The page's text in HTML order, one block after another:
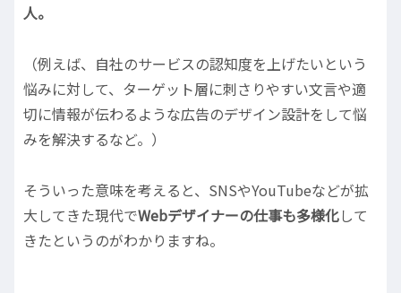
人。
（例えば、自社のサービスの認知度を上げたいという
悩みに対して、ターゲット層に刺さりやすい文言や適
切に情報が伝わるような広告のデザイン設計をして悩
みを解決するなど。）
そういった意味を考えると、SNSやYouTubeなどが拡
大してきた現代でWebデザイナーの仕事も多様化して
きたというのがわかりますね。